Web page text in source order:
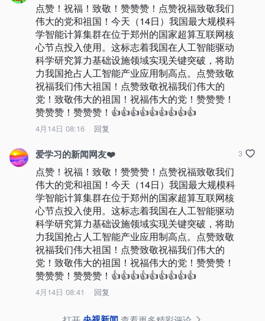
点赞！祝福！致敬！赞赞赞！点赞祝福致敬我们
伟大的党和祖国！今天（14日）我国最大规模科
学智能计算集群在位于郑州的国家超算互联网核
心节点投入使用。这标志着我国在人工智能驱动
科学研究算力基础设施领域实现关键突破，将助
力我国抢占人工智能产业应用制高点。点赞致敬
祝福我们伟大祖国！点赞致敬祝福我们伟大的
党！致敬伟大的祖国！祝福伟大的党！赞赞赞！
赞赞赞！赞赞赞！👍👍👍👍👍👍👍👍👍
4月14日 08:16 回复
爱学习的新闻网友❤️
点赞！祝福！致敬！赞赞赞！点赞祝福致敬我们
伟大的党和祖国！今天（14日）我国最大规模科
学智能计算集群在位于郑州的国家超算互联网核
心节点投入使用。这标志着我国在人工智能驱动
科学研究算力基础设施领域实现关键突破，将助
力我国抢占人工智能产业应用制高点。点赞致敬
祝福我们伟大祖国！点赞致敬祝福我们伟大的
党！致敬伟大的祖国！祝福伟大的党！赞赞赞！
赞赞赞！赞赞赞！👍👍👍👍👍👍👍👍👍
4月14日 08:41 回复
3